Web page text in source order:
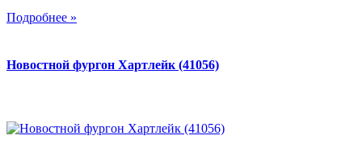
Подробнее »
Новостной фургон Хартлейк (41056)